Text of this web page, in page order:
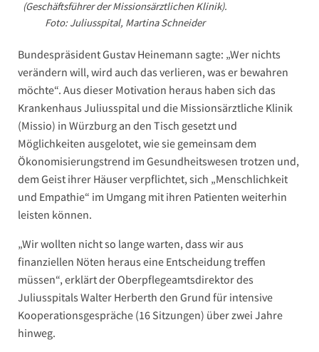
(Geschäftsführer der Missionsärztlichen Klinik).
Foto: Juliusspital, Martina Schneider
Bundespräsident Gustav Heinemann sagte: „Wer nichts
verändern will, wird auch das verlieren, was er bewahren
möchte“. Aus dieser Motivation heraus haben sich das
Krankenhaus Juliusspital und die Missionsärztliche Klinik
(Missio) in Würzburg an den Tisch gesetzt und
Möglichkeiten ausgelotet, wie sie gemeinsam dem
Ökonomisierungstrend im Gesundheitswesen trotzen und,
dem Geist ihrer Häuser verpflichtet, sich „Menschlichkeit
und Empathie“ im Umgang mit ihren Patienten weiterhin
leisten können.
„Wir wollten nicht so lange warten, dass wir aus
finanziellen Nöten heraus eine Entscheidung treffen
müssen“, erklärt der Oberpflegeamtsdirektor des
Juliusspitals Walter Herberth den Grund für intensive
Kooperationsgespräche (16 Sitzungen) über zwei Jahre
hinweg.